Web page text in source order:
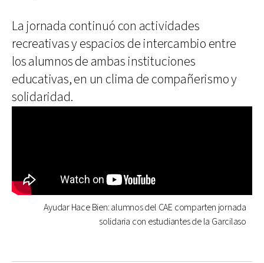
La jornada continuó con actividades
recreativas y espacios de intercambio entre
los alumnos de ambas instituciones
educativas, en un clima de compañerismo y
solidaridad.
Ayudar Hace Bien: alumnos del CAE comparten jornada
solidaria con estudiantes de la Garcilaso